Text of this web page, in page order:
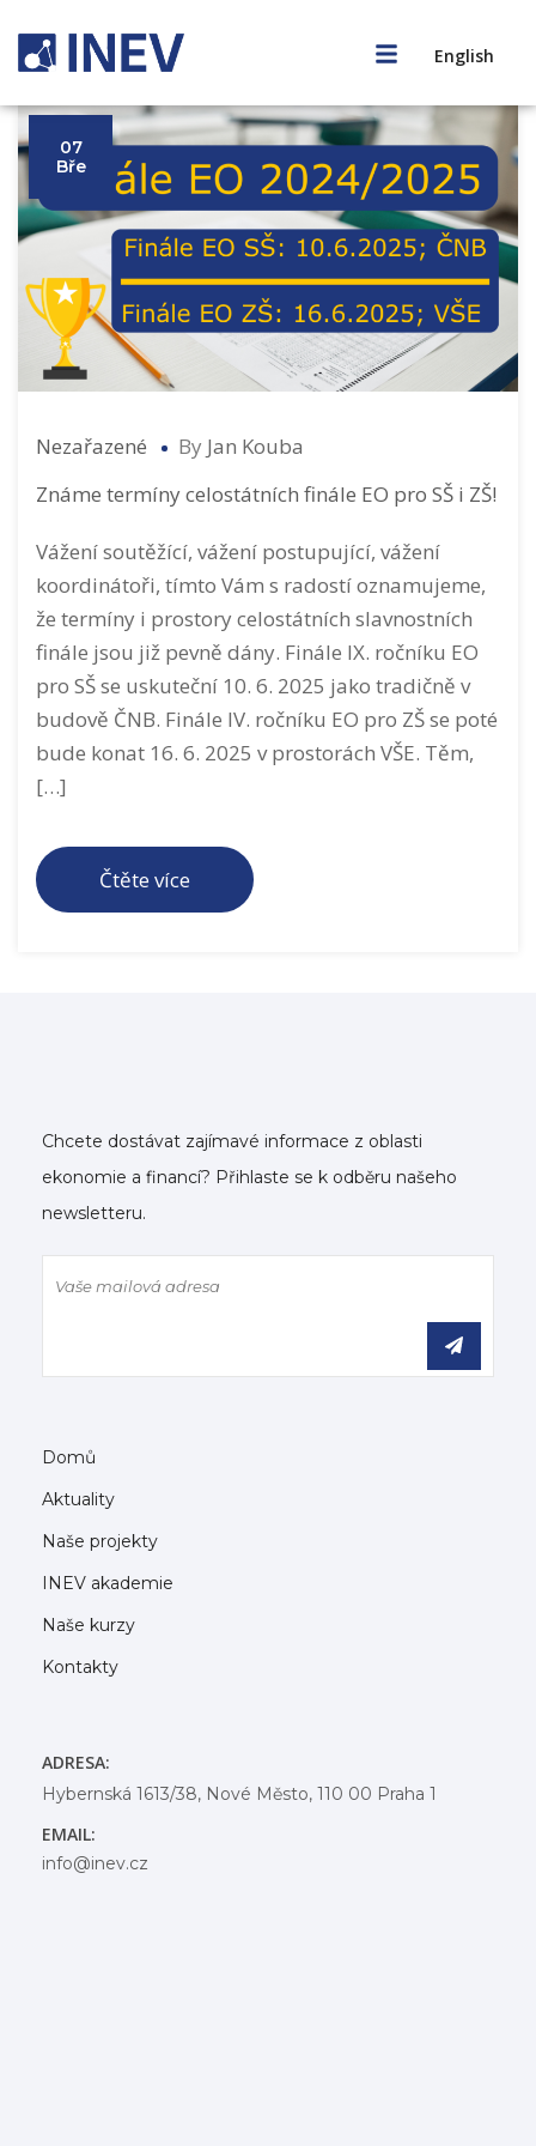
English
07
Bře
Nezařazené By Jan Kouba
Známe termíny celostátních finále EO pro SŠ i ZŠ!
Vážení soutěžící, vážení postupující, vážení
koordinátoři, tímto Vám s radostí oznamujeme,
že termíny i prostory celostátních slavnostních
finále jsou již pevně dány. Finále IX. ročníku EO
pro SŠ se uskuteční 10. 6. 2025 jako tradičně v
budově ČNB. Finále IV. ročníku EO pro ZŠ se poté
bude konat 16. 6. 2025 v prostorách VŠE. Těm,
[…]
Čtěte více
Chcete dostávat zajímavé informace z oblasti
ekonomie a financí? Přihlaste se k odběru našeho
newsletteru.
Domů
Aktuality
Naše projekty
INEV akademie
Naše kurzy
Kontakty
ADRESA:
Hybernská 1613/38, Nové Město, 110 00 Praha 1
EMAIL:
info@inev.cz